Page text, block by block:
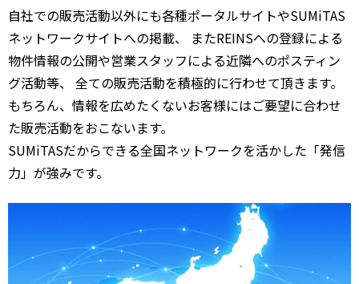
自社での販売活動以外にも各種ポータルサイトやSUMiTAS
ネットワークサイトへの掲載、 またREINSへの登録による
物件情報の公開や営業スタッフによる近隣へのポスティン
グ活動等、 全ての販売活動を積極的に行わせて頂きます。
もちろん、情報を広めたくないお客様にはご要望に合わせ
た販売活動をおこないます。
SUMiTASだからできる全国ネットワークを活かした「発信
力」が強みです。